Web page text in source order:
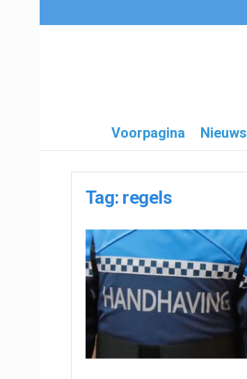
Voorpagina Nieuws
Tag: regels